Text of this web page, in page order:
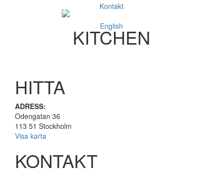
Kontakt
English
KITCHEN
HITTA
ADRESS:
Odengatan 36
113 51 Stockholm
Visa karta
KONTAKT